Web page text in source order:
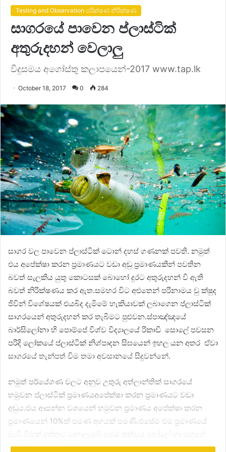
Testing and Observation පරික්ෂණ නිරික්ෂණ
සාගරයේ පාවෙන ප්ලාස්ටික්
අතුරුදහන් වෙලාලු
විදුසමය අගෝස්තු කලාපයෙන්-2017 www.tap.lk
October 18, 2017 0 284
සාගර වල පාවෙන ප්ලාස්ටික් ටොන් දහස් ගණනක් පවති. නමුත්
එය අපේක්ෂා කරන ප්‍රමාණයට වඩා අඩු ප්‍රමාණයකින් පවතින
බවත් සැලකිය යුතු කොටසක් බොහෝ දුරට අතුරුදහන් වි ඇති
බවත් නිරික්ෂණය කර ඇත.සමහර විට අළුතෙන් පරිනාමය වු ක්ෂුද
ජිවින් විශේෂයක් එයබිද දැමිමේ හැකියාවක් ලබාගෙන ප්ලාස්ටික්
සාගරයෙන් අතුරුදහන් කර තැබිමට පුළුවන.ස්පාඤ්ඤයේ
බාර්සිලෝනා හි පොම්පේ විශ්ව විද්‍යාලයේ රිකාඩි සොලේ පවසන
පරිදි ලෝකයේ ප්ලාස්ටික් නිශ්පාදන සිඝයෙන් ඉහල යන අතර ඒවා
සාගරයේ තැන්පත් විම තමා අවසානයේ සිදුවන්නේ.
නමුත් පර්යේශණ වලට අනුව උතුරු අත්ලාන්තික් සාගරයේ
හමුවන ප්ලාස්ටික් ප්‍රමාණයඅපේක්ෂා කරන ප්‍රමාණයට වඩා
අඩුය.එය ආසන්න වශයෙන් හමුවන ප්‍රමාණය අපේක්ෂා කරන
ප්‍රමාණයෙන් 10%ක් පමණ අගයක් පමණි.එසේම එම ප්‍රමාණයේ
වැඩි විමක් දක්නට නොලැබේ.මෙම තත්වය සෝලේ හා ඔහුගේ
පිරිස භාවිත කල ගණිතමය අකෘතියකට අනුව භෞතිකව පැහැදිලි